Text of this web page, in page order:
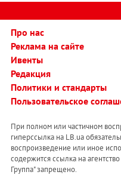
Про нас
Реклама на сайте
Ивенты
Редакция
Политики и стандарты
Пользовательское
При полном или частичном
гиперссылка на LB.ua
воспроизведение или иное
содержится ссылка на
Группа" запрещено.